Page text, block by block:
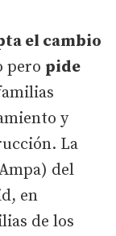
el cambio
pero pide
y
La
del
en
de los